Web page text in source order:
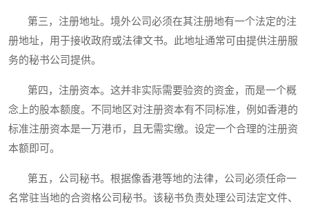
第三，注册地址。境外公司必须在其注册地有一个法定的注
册地址，用于接收政府或法律文书。此地址通常可由提供注册服
务的秘书公司提供。
第四，注册资本。这并非实际需要验资的资金，而是一个概
念上的股本额度。不同地区对注册资本有不同标准，例如香港的
标准注册资本是一万港币，且无需实缴。设定一个合理的注册资
本额即可。
第五，公司秘书。根据像香港等地的法律，公司必须任命一
名常驻当地的合资格公司秘书。该秘书负责处理公司法定文件、